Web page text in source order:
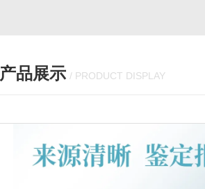
产品展示 / PRODUCT DISPLAY